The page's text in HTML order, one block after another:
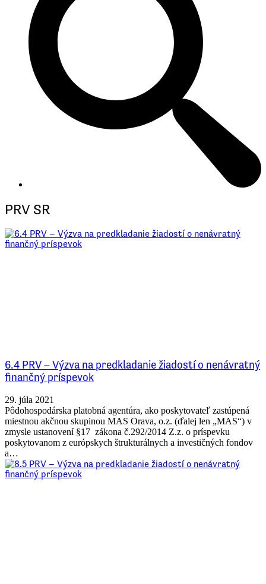
PRV SR
6.4 PRV – Výzva na predkladanie žiadostí o nenávratný
finančný príspevok
29. júla 2021
Pôdohospodárska platobná agentúra, ako poskytovateľ zastúpená
miestnou akčnou skupinou MAS Orava, o.z. (ďalej len „MAS“) v
zmysle ustanovení §17 zákona č.292/2014 Z.z. o príspevku
poskytovanom z európskych štrukturálnych a investičných fondov
a…